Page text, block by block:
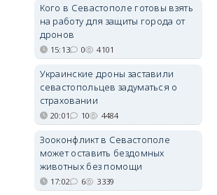
Кого в Севастополе готовы взять
на работу для защиты города от
дронов
15:13 0 4101
Украинские дроны заставили
севастопольцев задуматься о
страховании
20:01 10 4484
Зооконфликт в Севастополе
может оставить бездомных
животных без помощи
17:02 6 3339